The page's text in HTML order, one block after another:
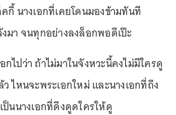
กี้ นางเอกที่เคยโดนมองข้ามทันที
งมา จนทุกอย่างลงล็อกพอดีเป๊ะ
ไปว่า ถ้าไม่มาในจังหวะนี้คงไม่มีใครดู
ไหนจะพระเอกใหม่ และนางเอกที่ถึง
นนางเอกที่ดึงดูดใครให้ดู